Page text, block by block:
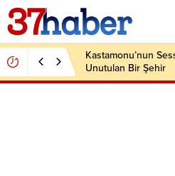
Kastamonu’nun
Unutulan Bir Şehir